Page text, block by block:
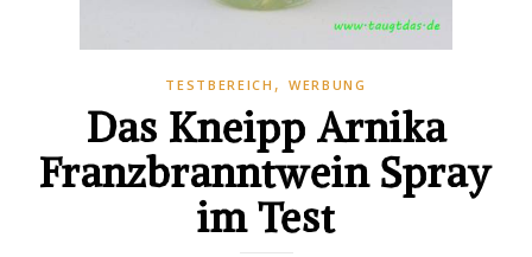
TESTBEREICH , WERBUNG
Das Kneipp Arnika
Franzbranntwein Spray
im Test